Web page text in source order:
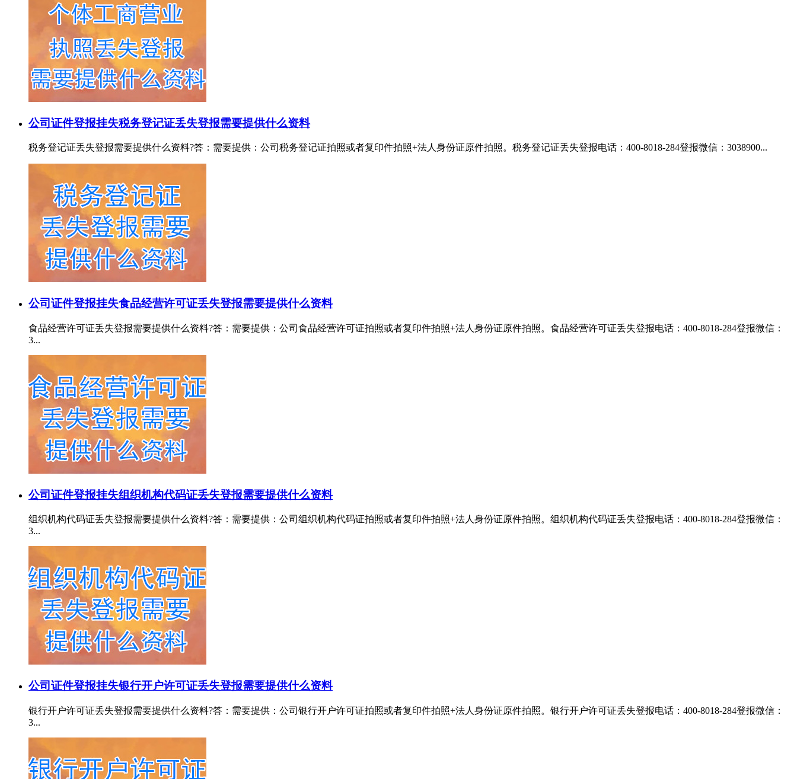
公司证件登报挂失税务登记证丢失登报需要提供什么资料
税务登记证丢失登报需要提供什么资料?答：需要提供：公司税务登记证拍照或者复印件拍照+法人身份证原件拍照。税务登记证丢失登报电话：400-8018-284登报微信：3038900...
公司证件登报挂失食品经营许可证丢失登报需要提供什么资料
食品经营许可证丢失登报需要提供什么资料?答：需要提供：公司食品经营许可证拍照或者复印件拍照+法人身份证原件拍照。食品经营许可证丢失登报电话：400-8018-284登报微信：
3...
公司证件登报挂失组织机构代码证丢失登报需要提供什么资料
组织机构代码证丢失登报需要提供什么资料?答：需要提供：公司组织机构代码证拍照或者复印件拍照+法人身份证原件拍照。组织机构代码证丢失登报电话：400-8018-284登报微信：
3...
公司证件登报挂失银行开户许可证丢失登报需要提供什么资料
银行开户许可证丢失登报需要提供什么资料?答：需要提供：公司银行开户许可证拍照或者复印件拍照+法人身份证原件拍照。银行开户许可证丢失登报电话：400-8018-284登报微信：
3...